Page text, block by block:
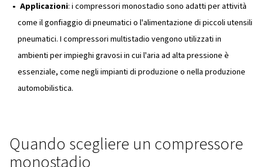
multistadio?
Un compressore multistadio utilizza due o più cilindri per
comprimere l'aria in più fasi. L'aria passa attraverso
la fase successiva. I compressori multistadio sono
applicazioni che richiedono pressioni più elevate, come